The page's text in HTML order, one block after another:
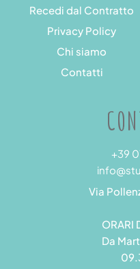
Recedi dal Contratto
Privacy Policy
Chi siamo
Contatti
+39
Via
ORARI
Da